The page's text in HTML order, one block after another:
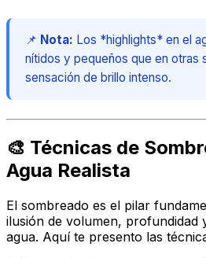
📌 Nota: Los *highlights* en el
nítidos y pequeños que en otras
sensación de brillo intenso.
🎨 Técnicas de
Agua Realista
El sombreado es el pilar
ilusión de volumen, profundidad
agua. Aquí te presento las